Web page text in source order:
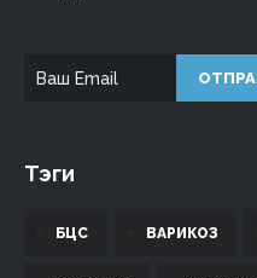
Тэги
БЦС ВАРИКОЗ